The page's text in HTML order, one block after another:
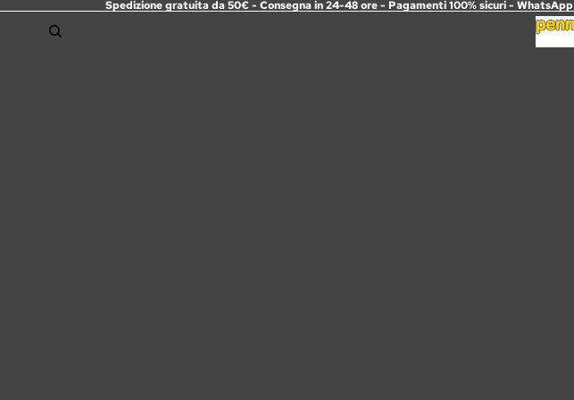
Spedizione gratuita da 50€ - Consegna in 24-48 ore - Pagamenti 100% sicuri - WhatsApp